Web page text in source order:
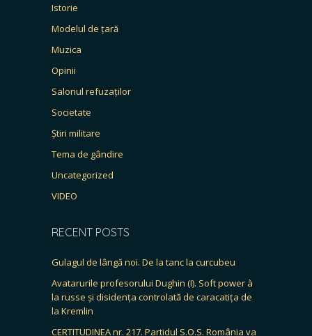
Istorie
Modelul de țară
Muzica
Opinii
Salonul refuzaților
Societate
Știri militare
Tema de gândire
Uncategorized
VIDEO
RECENT POSTS
Gulagul de lângă noi. De la tanc la curcubeu
Avatarurile profesorului Dughin (I). Soft power à
la russe și disidența controlată de caracatița de
la Kremlin
CERTITUDINEA nr. 217. Partidul S.O.S. România va